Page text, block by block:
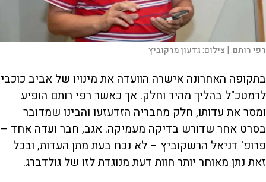
רפי רותם. | צילום:גדעון מרקוביץ
בתקופה האחרונה אישרה הוועדה את מינויו של אביב כוכבי
לרמטכ"ל בהליך מהיר וחלק. אך כאשר רפי רותם הופיע
ומסר את עדותו, חלק מחבריה הזדעזעו והבינו שמדובר
בסרט אחר שדורש בדיקה מעמיקה. אגב, חבר ועדה אחד –
פרופ' דניאל הרשקוביץ – לא נכח בעת מתן העדות, ובכל
זאת נתן מאוחר יותר חוות דעת מנוגדת לזו של גולדברג.